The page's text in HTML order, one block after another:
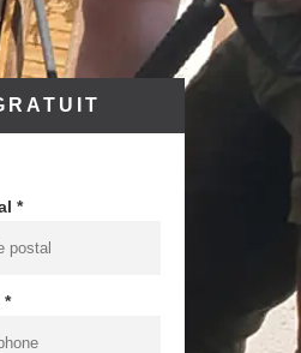
*
*